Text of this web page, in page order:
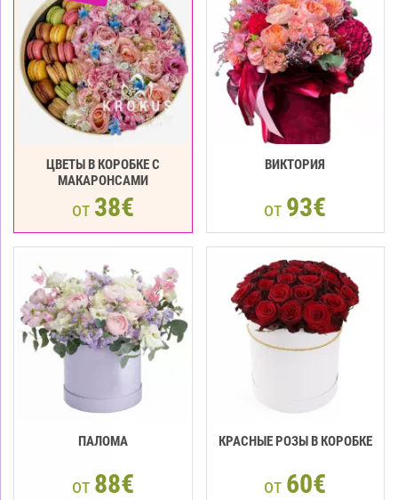
ЦВЕТЫ В КОРОБКЕ С
МАКАРOНCАМИ
от 38€
ВИКТОРИЯ
от 93€
ПАЛОМА
от 88€
КРАСНЫЕ РОЗЫ В КОРОБКЕ
от 60€